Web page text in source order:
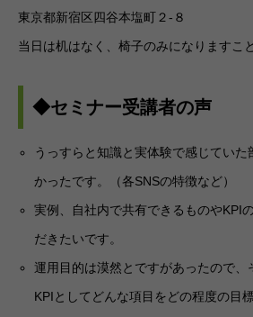
東京都新宿区四谷本塩町２-８
当日は机はなく、椅子のみになりますこ
◆セミナー受講者の声
うっすらと知識と実体験で感じていた
かったです。（各SNSの特徴など）
実例、自社内で共有できるものやKPI
だきたいです。
運用目的は漠然とですがあったので、
KPIとしてどんな項目をどの程度の目